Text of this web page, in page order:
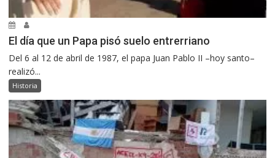
El día que un Papa pisó suelo entrerriano
Del 6 al 12 de abril de 1987, el papa Juan Pablo II –hoy santo–
realizó...
Historia